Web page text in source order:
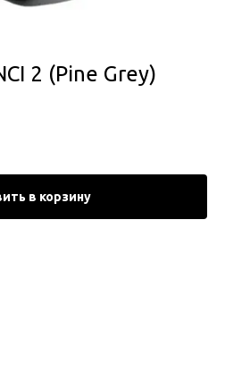
2 (Pine Grey)
в корзину